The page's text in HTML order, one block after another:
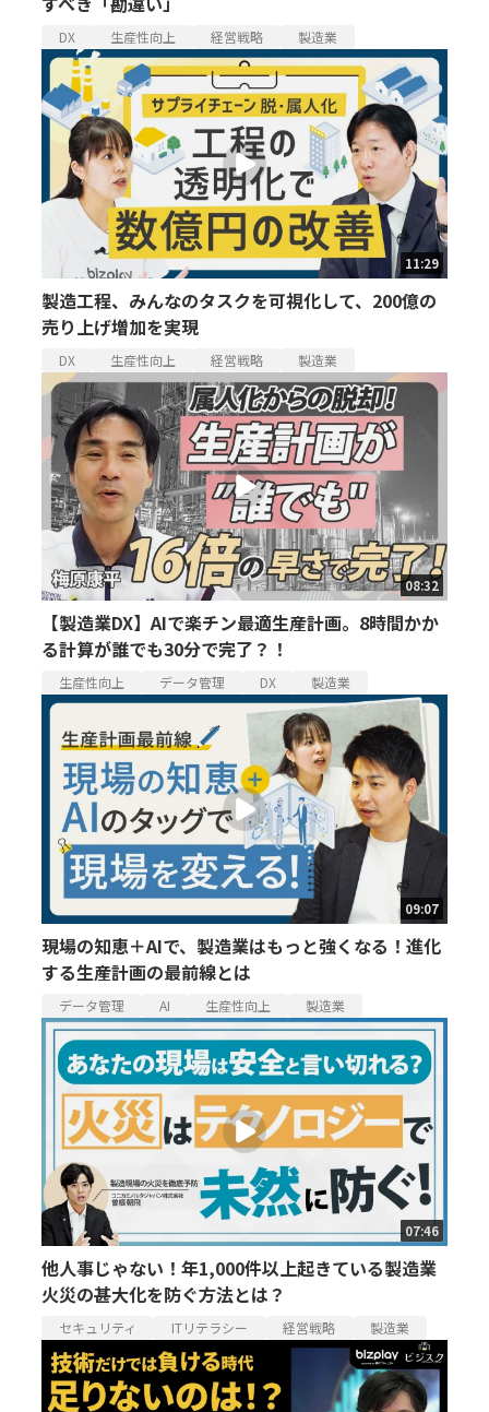
DX 生産性向上 経営戦略 製造業
11:29
製造工程、みんなのタスクを可視化して、200億の
売り上げ増加を実現
DX 生産性向上 経営戦略 製造業
08:32
【製造業DX】AIで楽チン最適生産計画。8時間かか
る計算が誰でも30分で完了？！
生産性向上 データ管理 DX 製造業
09:07
現場の知恵＋AIで、製造業はもっと強くなる！進化
する生産計画の最前線とは
データ管理 AI 生産性向上 製造業
07:46
他人事じゃない！年1,000件以上起きている製造業
火災の甚大化を防ぐ方法とは？
セキュリティ ITリテラシー 経営戦略 製造業